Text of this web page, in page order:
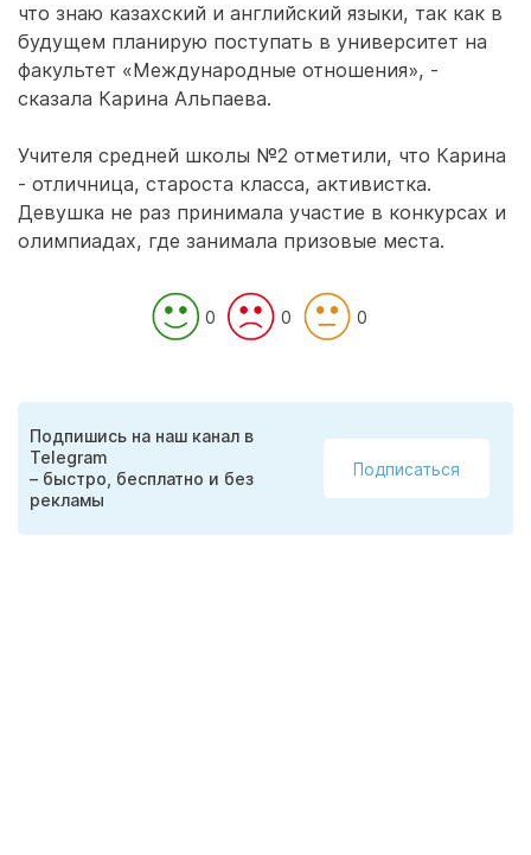
что знаю казахский и английский языки, так как в
будущем планирую поступать в университет на
факультет «Международные отношения», -
сказала Карина Альпаева.
Учителя средней школы №2 отметили, что Карина
- отличница, староста класса, активистка.
Девушка не раз принимала участие в конкурсах и
олимпиадах, где занимала призовые места.
0 0 0
Подпишись на наш канал в
Telegram
– быстро, бесплатно и без
рекламы
Подписаться